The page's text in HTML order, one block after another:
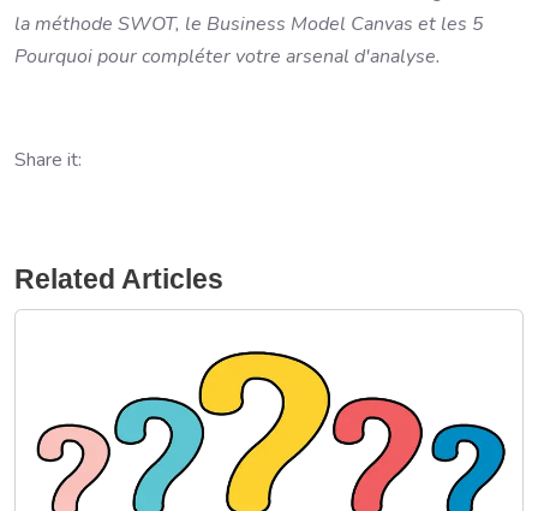
la méthode SWOT, le Business Model Canvas et les 5
Pourquoi pour compléter votre arsenal d'analyse.
Share it:
Related Articles